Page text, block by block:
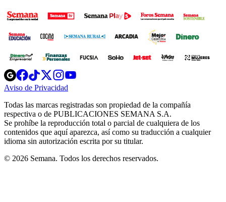
Opens
in
new
Opens
in
new
Opens
in
new
window
Opens
new
windowwindow
Aviso de Privacidad
new
window
Todas las marcas registradas son propiedad de la compañía
respectiva o de PUBLICACIONES SEMANA S.A.
Se prohíbe la reproducción total o parcial de cualquiera de los
contenidos que aquí aparezca, así como su traducción a cualquier
idioma sin autorización escrita por su titular.
© 2026 Semana. Todos los derechos reservados.